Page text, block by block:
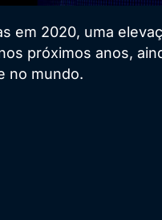
em 2020, uma
próximos anos,
no mundo.